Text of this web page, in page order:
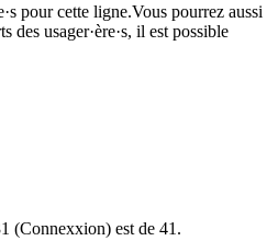
pour cette ligne.Vous pourrez aussi
usager·ère·s, il est possible
(Connexxion) est de 41.